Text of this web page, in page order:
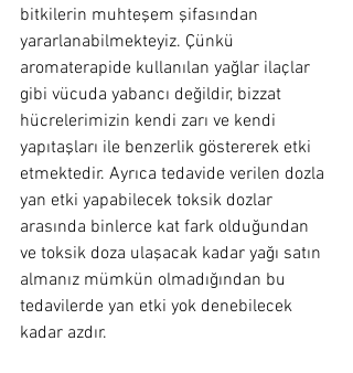
bitkilerin muhteşem şifasından
yararlanabilmekteyiz. Çünkü
aromaterapide kullanılan yağlar ilaçlar
gibi vücuda yabancı değildir, bizzat
hücrelerimizin kendi zarı ve kendi
yapıtaşları ile benzerlik göstererek etki
etmektedir. Ayrıca tedavide verilen dozla
yan etki yapabilecek toksik dozlar
arasında binlerce kat fark olduğundan
ve toksik doza ulaşacak kadar yağı satın
almanız mümkün olmadığından bu
tedavilerde yan etki yok denebilecek
kadar azdır.